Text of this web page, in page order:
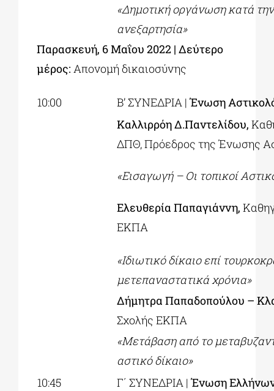
«Δημοτική οργάνωση κατά
ανεξαρτησία»
Παρασκευή, 6 Μαΐου 2022 | Δεύτερο
μέρος: Απονομή δικαιοσύνης
10:00 Β’ ΣΥΝΕΔΡΙΑ | Ένωση
Καλλιρρόη Δ.Παντελίδου,
ΔΠΘ, Πρόεδρος της Ένωσης
«Εισαγωγή – Οι τοπικοί
Ελευθερία Παπαγιάννη,
ΕΚΠΑ
«Ιδιωτικό δίκαιο επί
μετεπαναστατικά χρόνια»
Δήμητρα Παπαδοπούλου –
Σχολής ΕΚΠΑ
«Μετάβαση από το
αστικό δίκαιο»
10:45
Γ΄ ΣΥΝΕΔΡΙΑ | Ένωση